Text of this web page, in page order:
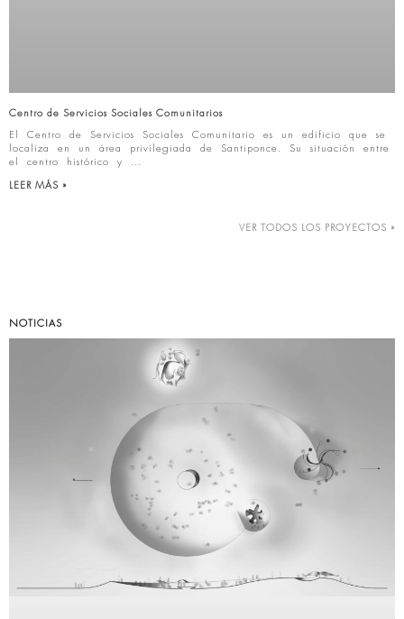
Centro de Servicios Sociales Comunitarios
El Centro de Servicios Sociales Comunitario es un edificio que se
localiza en un área privilegiada de Santiponce. Su situación entre
el centro histórico y
LEER MÁS »
VER TODOS LOS PROYECTOS »
NOTICIAS